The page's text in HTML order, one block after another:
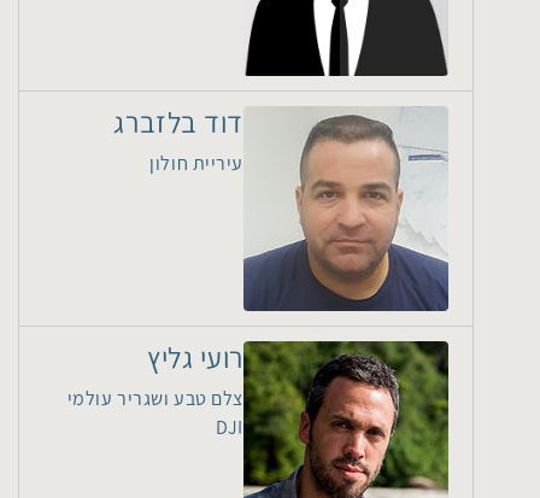
דוד בלזברג
עיריית חולון
רועי גליץ
צלם טבע ושגריר עולמי
DJI